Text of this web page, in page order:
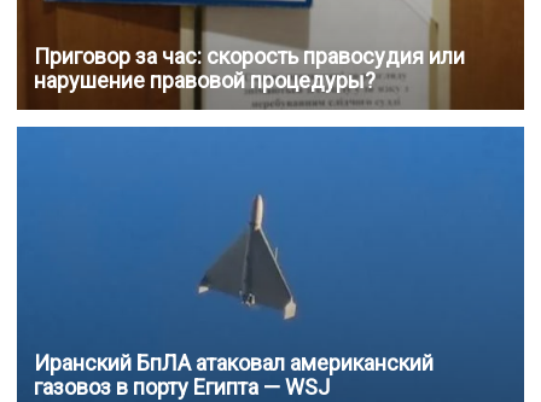
Приговор за час: скорость правосудия или
нарушение правовой процедуры?
Иранский БпЛА атаковал американский
газовоз в порту Египта — WSJ